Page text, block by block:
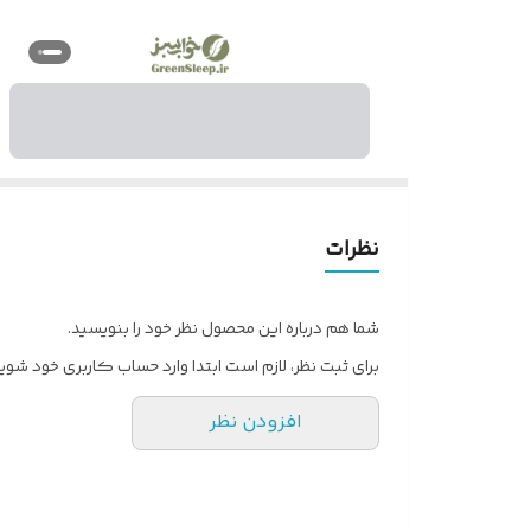
نظرات
شما هم درباره این محصول نظر خود را بنویسید.
برای ثبت نظر، لازم است ابتدا وارد حساب کاربری خود
افزودن نظر